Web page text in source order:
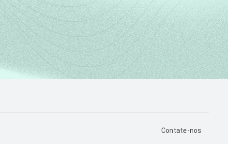
PÁGINA DE
Contate-nos